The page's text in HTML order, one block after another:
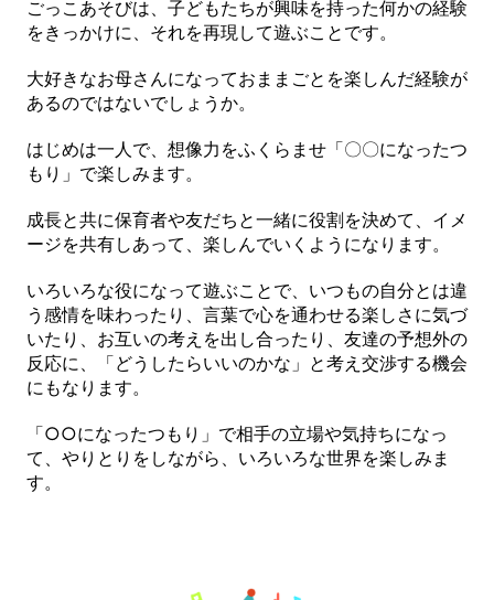
ごっこあそびは、子どもたちが興味を持った何かの経験
をきっかけに、それを再現して遊ぶことです。
大好きなお母さんになっておままごとを楽しんだ経験が
あるのではないでしょうか。
はじめは一人で、想像力をふくらませ「〇〇になったつ
もり」で楽しみます。
成長と共に保育者や友だちと一緒に役割を決めて、イメ
ージを共有しあって、楽しんでいくようになります。
いろいろな役になって遊ぶことで、いつもの自分とは違
う感情を味わったり、言葉で心を通わせる楽しさに気づ
いたり、お互いの考えを出し合ったり、友達の予想外の
反応に、「どうしたらいいのかな」と考え交渉する機会
にもなります。
「○○になったつもり」で相手の立場や気持ちになっ
て、やりとりをしながら、いろいろな世界を楽しみま
す。